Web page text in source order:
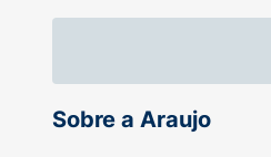
Sobre a Araujo